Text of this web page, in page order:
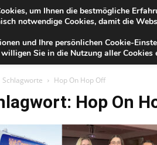
IHR
Schlagworte Hop On Hop Off
Hop On
um Ihnen die bestmögliche
notwendige Cookies, damit die
und Ihre persönlichen Cookie-
Sie in die Nutzung aller Cookies